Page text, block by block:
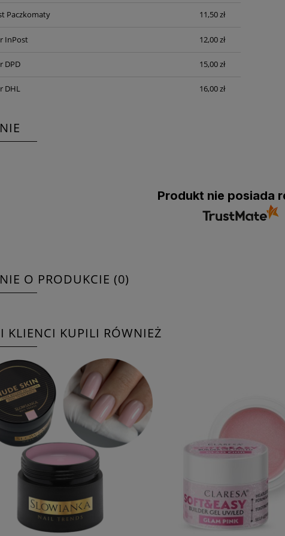
Paczkomaty 11,50 zł
InPost 12,00 zł
DPD 15,00 zł
DHL 16,00 zł
Produkt nie posiada
O PRODUKCIE (0)
KLIENCI KUPILI RÓWNIEŻ